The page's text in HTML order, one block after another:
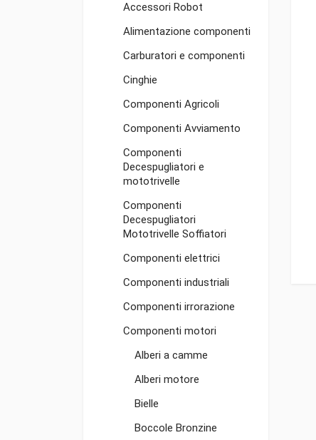
Accessori Robot
Alimentazione componenti
Carburatori e componenti
Cinghie
Componenti Agricoli
Componenti Avviamento
Componenti
Decespugliatori e
mototrivelle
Componenti
Decespugliatori
Mototrivelle Soffiatori
Componenti elettrici
Componenti industriali
Componenti irrorazione
Componenti motori
Alberi a camme
Alberi motore
Bielle
Boccole Bronzine